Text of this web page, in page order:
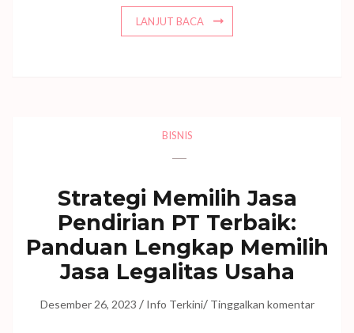
LANJUT BACA
BISNIS
Strategi Memilih Jasa
Pendirian PT Terbaik:
Panduan Lengkap Memilih
Jasa Legalitas Usaha
Desember 26, 2023 / Info Terkini/ Tinggalkan komentar